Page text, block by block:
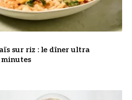
sur riz : le dîner ultra